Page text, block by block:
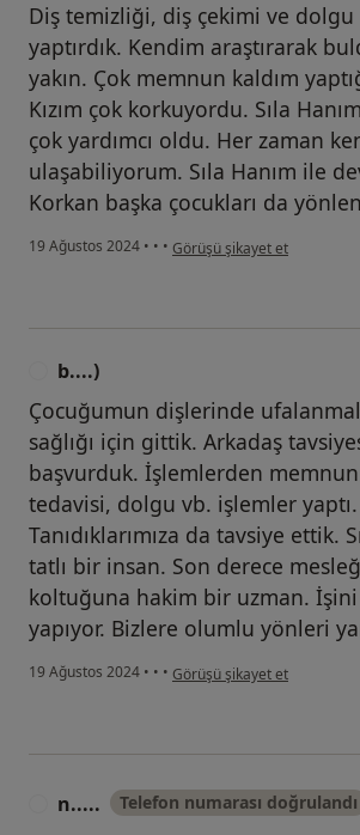
Diş temizliği, diş çekimi ve dolgu
yaptırdık. Kendim araştırarak
yakın. Çok memnun kaldım
Kızım çok korkuyordu. Sıla
çok yardımcı oldu. Her zaman
ulaşabiliyorum. Sıla Hanım ile
Korkan başka çocukları da
19 Ağustos 2024 • • • kullanıcının görüşüne göre
Görüşü şikayet et
b....)
Çocuğumun dişlerinde
sağlığı için gittik. Arkadaş
başvurduk. İşlemlerden memnun
tedavisi, dolgu vb. işlemler yaptı.
Tanıdıklarımıza da tavsiye ettik.
tatlı bir insan. Son derece
koltuğuna hakim bir uzman.
yapıyor. Bizlere olumlu yönleri
19 Ağustos 2024 • • • kullanıcının görüşüne göre
Görüşü şikayet et
n..... Telefon numarası doğrulandı